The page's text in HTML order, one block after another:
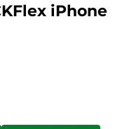
iPhone